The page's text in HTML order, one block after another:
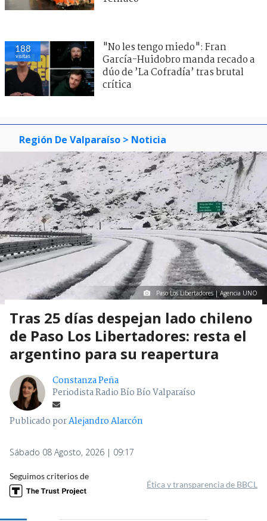
188
visitas
"No les tengo miedo": Fran
García-Huidobro manda recado a
dúo de ’La Cofradía’ tras brutal
crítica
Región De Valparaíso > Noticia
Paso Los Libertadores | Agencia UNO
Tras 25 días despejan lado chileno
de Paso Los Libertadores: resta el
argentino para su reapertura
Constanza Peña
Periodista Radio Bío Bío Valparaíso
Publicado porAlejandro Alarcón
Sábado 08 Agosto, 2026 | 09:17
Seguimos criterios de
Ética y transparencia de BBCL